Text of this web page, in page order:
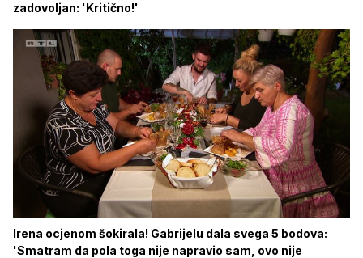
zadovoljan: 'Kritično!'
Irena ocjenom šokirala! Gabrijelu dala svega 5 bodova:
'Smatram da pola toga nije napravio sam, ovo nije